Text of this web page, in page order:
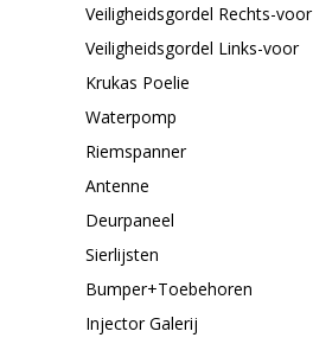
Veiligheidsgordel Rechts-voor
Veiligheidsgordel Links-voor
Krukas Poelie
Waterpomp
Riemspanner
Antenne
Deurpaneel
Sierlijsten
Bumper+Toebehoren
Injector Galerij